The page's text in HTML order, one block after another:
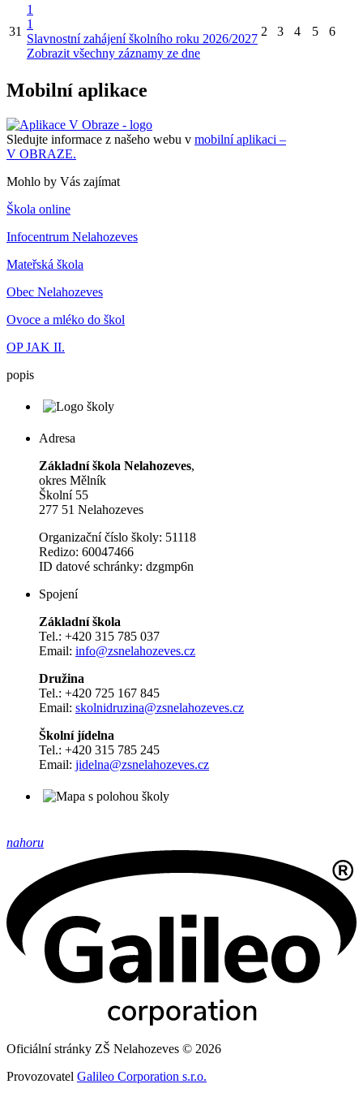
31
1
1
Slavnostní zahájení školního roku 2026/2027
Zobrazit všechny záznamy ze dne
2 3 4 5 6
Mobilní aplikace
Sledujte informace z našeho webu v mobilní aplikaci –
V OBRAZE.
Mohlo by Vás zajímat
Škola online
Infocentrum Nelahozeves
Mateřská škola
Obec Nelahozeves
Ovoce a mléko do škol
OP JAK II.
popis
Adresa
Základní škola Nelahozeves,
okres Mělník
Školní 55
277 51 Nelahozeves
Organizační číslo školy: 51118
Redizo: 60047466
ID datové schránky: dzgmp6n
Spojení
Základní škola
Tel.: +420 315 785 037
Email: info@zsnelahozeves.cz
Družina
Tel.: +420 725 167 845
Email: skolnidruzina@zsnelahozeves.cz
Školní jídelna
Tel.: +420 315 785 245
Email: jidelna@zsnelahozeves.cz
nahoru
Oficiální stránky ZŠ Nelahozeves © 2026
Provozovatel Galileo Corporation s.r.o.